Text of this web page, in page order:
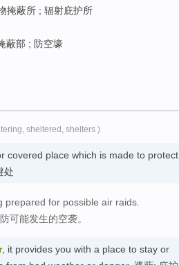
掩蔽所 ; 辐射庇护所
蔽部 ; 防空壕
sheltered, shelters )
covered place which is made to protect
处
for possible air raids.
可能发生的空袭。
, it provides you with a place to stay or